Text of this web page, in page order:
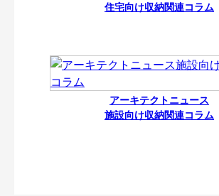
住宅向け収納関連コラム
アーキテクトニュース
施設向け収納関連コラム